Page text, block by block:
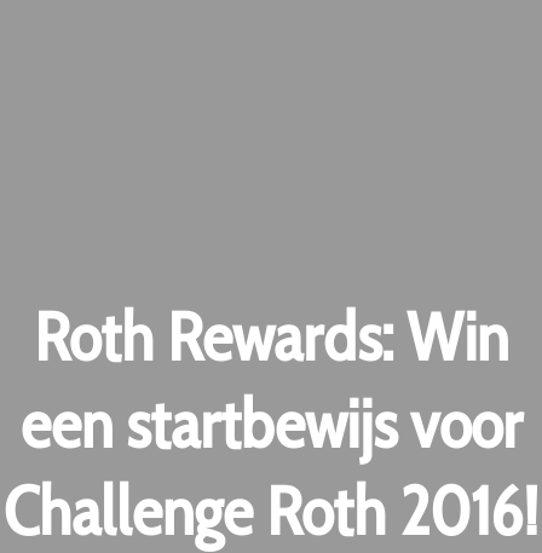
Roth Rewards: Win
een startbewijs voor
Challenge Roth 2016!